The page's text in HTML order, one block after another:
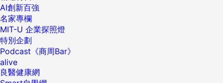
AI創新百強
名家專欄
MIT-U 企業探照燈
特別企劃
Podcast《商周Bar》
alive
良醫健康網